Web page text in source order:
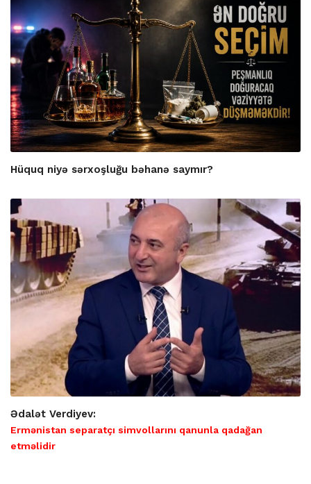
Hüquq niyə sərxoşluğu bəhanə saymır?
Ədalət Verdiyev:
Ermənistan separatçı simvollarını qanunla qadağan
etməlidir